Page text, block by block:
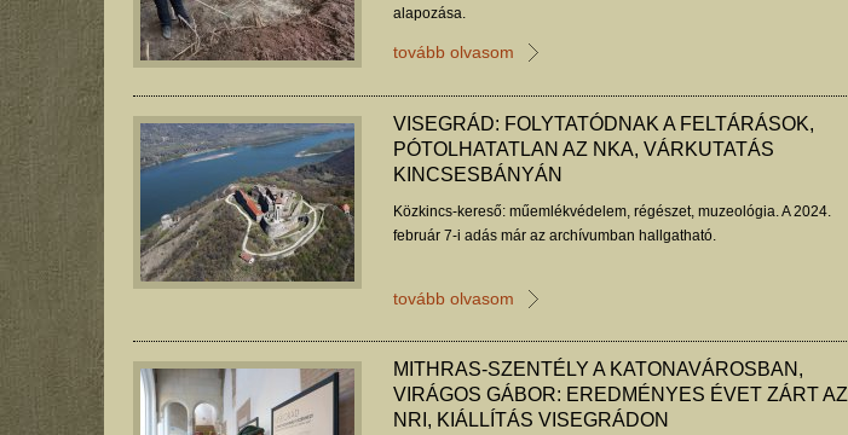
alapozása.
tovább olvasom
VISEGRÁD: FOLYTATÓDNAK A FELTÁRÁSOK,
PÓTOLHATATLAN AZ NKA, VÁRKUTATÁS
KINCSESBÁNYÁN
Közkincs-kereső: műemlékvédelem, régészet, muzeológia. A 2024.
február 7-i adás már az archívumban hallgatható.
tovább olvasom
MITHRAS-SZENTÉLY A KATONAVÁROSBAN,
VIRÁGOS GÁBOR: EREDMÉNYES ÉVET ZÁRT AZ
NRI, KIÁLLÍTÁS VISEGRÁDON